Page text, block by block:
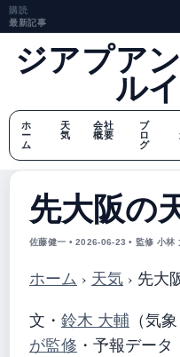
購読
最新記事
ジアプア
ル
ホ
ー
ム
天
気
会社
概要
ブ
ロ
グ
先大阪の
佐藤健一 • 2026-06-23 • 監修 小林
ホーム › 天気 › 先大
文・ 鈴木 大輔 （気
が監修 ・ 予報データ